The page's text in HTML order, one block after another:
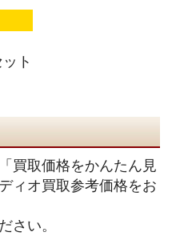
ト
買取価格をかんたん見
ィオ買取参考価格をお
さい。